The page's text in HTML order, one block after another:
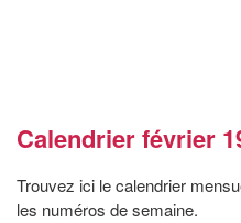
Calendrier février
Trouvez ici le calendrier
les numéros de semaine.